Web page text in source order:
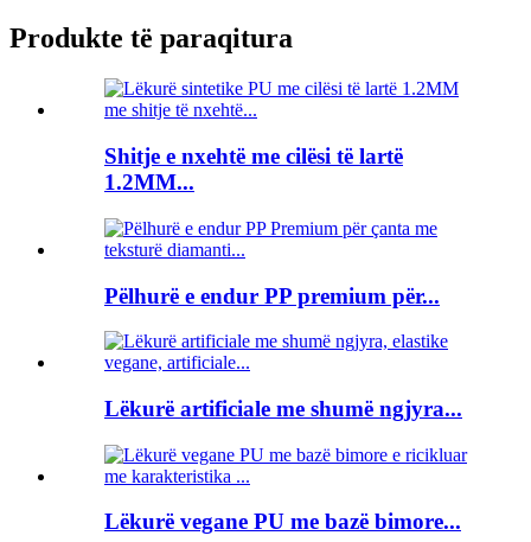
Produkte të paraqitura
Shitje e nxehtë me cilësi të lartë
1.2MM...
Pëlhurë e endur PP premium për...
Lëkurë artificiale me shumë ngjyra...
Lëkurë vegane PU me bazë bimore...